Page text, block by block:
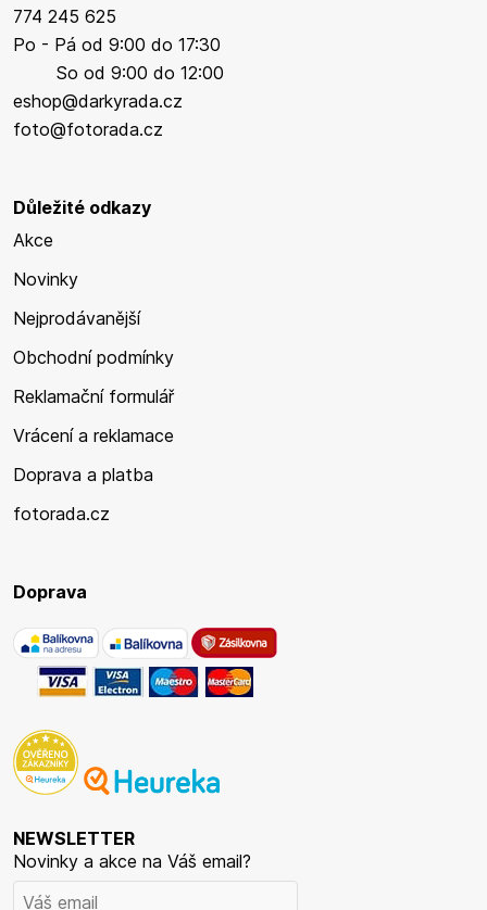
774 245 625
Po - Pá od 9:00 do 17:30
So od 9:00 do 12:00
eshop@darkyrada.cz
foto@fotorada.cz
Důležité odkazy
Akce
Novinky
Nejprodávanější
Obchodní podmínky
Reklamační formulář
Vrácení a reklamace
Doprava a platba
fotorada.cz
Doprava
NEWSLETTER
Novinky a akce na Váš email?